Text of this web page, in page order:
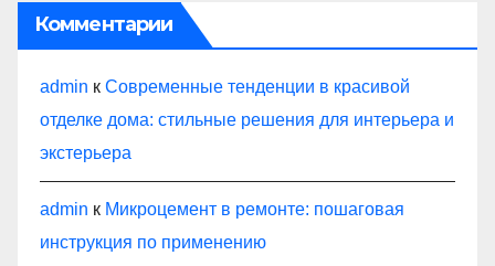
Комментарии
admin к Современные тенденции в красивой
отделке дома: стильные решения для интерьера и
экстерьера
admin к Микроцемент в ремонте: пошаговая
инструкция по применению